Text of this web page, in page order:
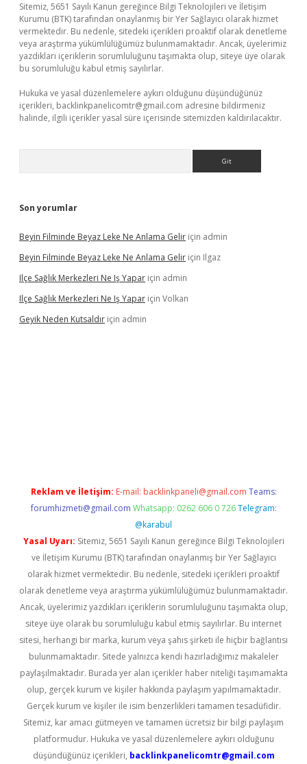
Sitemiz, 5651 Sayılı Kanun gereğince Bilgi Teknolojileri ve İletişim
Kurumu (BTK) tarafından onaylanmış bir Yer Sağlayıcı olarak hizmet
vermektedir. Bu nedenle, sitedeki içerikleri proaktif olarak denetleme
veya araştırma yükümlülüğümüz bulunmamaktadır. Ancak, üyelerimiz
yazdıkları içeriklerin sorumluluğunu taşımakta olup, siteye üye olarak
bu sorumluluğu kabul etmiş sayılırlar.
Hukuka ve yasal düzenlemelere aykırı olduğunu düşündüğünüz
içerikleri, backlinkpanelicomtr@gmail.com adresine bildirmeniz
halinde, ilgili içerikler yasal süre içerisinde sitemizden kaldırılacaktır.
Son yorumlar
Beyin Filminde Beyaz Leke Ne Anlama Gelir için admin
Beyin Filminde Beyaz Leke Ne Anlama Gelir için Ilgaz
Ilçe Sağlık Merkezleri Ne Iş Yapar için admin
Ilçe Sağlık Merkezleri Ne Iş Yapar için Volkan
Geyik Neden Kutsaldır için admin
Reklam ve İletişim: E-mail: backlinkpaneli@gmail.com Teams:
forumhizmeti@gmail.com Whatsapp: 0262 606 0 726 Telegram:
@karabul
Yasal Uyarı: Sitemiz, 5651 Sayılı Kanun gereğince Bilgi Teknolojileri
ve İletişim Kurumu (BTK) tarafından onaylanmış bir Yer Sağlayıcı
olarak hizmet vermektedir. Bu nedenle, sitedeki içerikleri proaktif
olarak denetleme veya araştırma yükümlülüğümüz bulunmamaktadır.
Ancak, üyelerimiz yazdıkları içeriklerin sorumluluğunu taşımakta olup,
siteye üye olarak bu sorumluluğu kabul etmiş sayılırlar. Bu internet
sitesi, herhangi bir marka, kurum veya şahıs şirketi ile hiçbir bağlantısı
bulunmamaktadır. Sitede yalnızca kendi hazırladığımız makaleler
paylaşılmaktadır. Burada yer alan içerikler haber niteliği taşımamakta
olup, gerçek kurum ve kişiler hakkında paylaşım yapılmamaktadır.
Gerçek kurum ve kişiler ile isim benzerlikleri tamamen tesadüfidir.
Sitemiz, kar amacı gütmeyen ve tamamen ücretsiz bir bilgi paylaşım
platformudur. Hukuka ve yasal düzenlemelere aykırı olduğunu
düşündüğünüz içerikleri, backlinkpanelicomtr@gmail.com